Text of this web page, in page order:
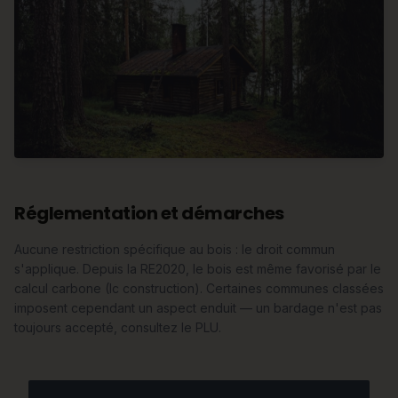
Réglementation et démarches
Aucune restriction spécifique au bois : le droit commun
s'applique. Depuis la RE2020, le bois est même favorisé par le
calcul carbone (Ic construction). Certaines communes classées
imposent cependant un aspect enduit — un bardage n'est pas
toujours accepté, consultez le PLU.